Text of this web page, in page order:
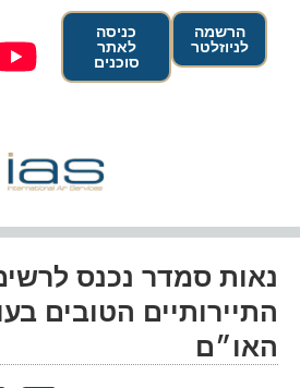
הרשמה
לניוזלטר
כניסה
לאתר
סוכנים
נאות סמדר נכנס
התיירותיים הטובים
האו״ם